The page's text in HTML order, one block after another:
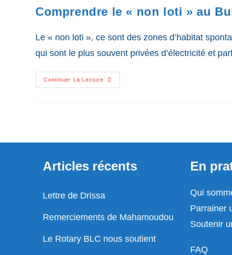
Comprendre le « non loti » au
Le « non loti », ce sont des zones d’habitat
qui sont le plus souvent privées d’électricité et
Continuer La Lecture
Comprendre
Le
Articles récents
Lettre de Drissa
Remerciements de Mahamoudou
Le Rotary BLC nous soutient
En
Qui
Parrainer
Soutenir
FAQ